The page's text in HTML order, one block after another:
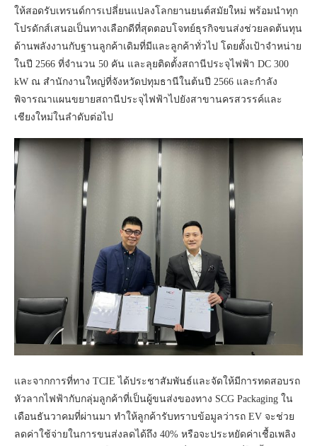
ให้สอดรับเทรนด์การเปลี่ยนแปลงโลกยานยนต์สมัยใหม่ พร้อมนำทุก
โปรดักส์เสนอเป็นทางเลือกดีที่สุดตอบโจทย์ธุรกิจขนส่งช่วยลดต้นทุน
ด้านพลังงานกับฐานลูกค้าเดิมที่มีและลูกค้าทั่วไป โดยตั้งเป้าจำหน่าย
ในปี 2566 ที่จำนวน 50 คัน และลุยติดตั้งสถานีประจุไฟฟ้า DC 300
kW ณ สำนักงานใหญ่ที่จังหวัดปทุมธานีในต้นปี 2566 และกำลัง
พิจารณาแผนขยายสถานีประจุไฟฟ้าไปยังสาขานครสวรรค์และ
เชียงใหม่ในลำดับต่อไป
และจากการที่ทาง TCIE ได้ประชาสัมพันธ์และจัดให้มีการทดสอบรถ
หัวลากไฟฟ้ากับกลุ่มลูกค้าที่เป็นผู้ขนส่งของทาง SCG Packaging ใน
เดือนธันวาคมที่ผ่านมา ทำให้ลูกค้ารับทราบข้อมูลว่ารถ EV จะช่วย
ลดค่าใช้จ่ายในการขนส่งลดได้ถึง 40% หรือจะประหยัดค่าเชื้อเพลิง